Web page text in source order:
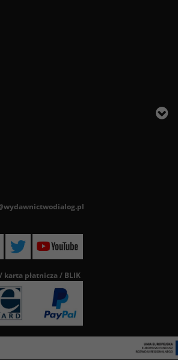
karta płatnicza / BLIK